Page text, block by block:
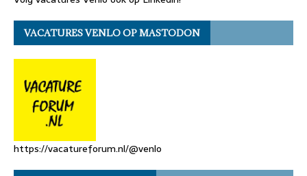
VACATURES VENLO OP MASTODON
https://vacatureforum.nl/@venlo